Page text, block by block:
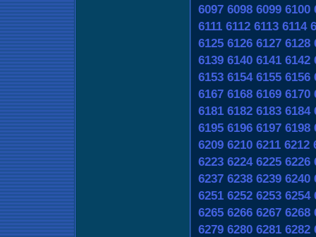
6097 6098 6099 6100
6111 6112 6113 6114
6125 6126 6127 6128
6139 6140 6141 6142
6153 6154 6155 6156
6167 6168 6169 6170
6181 6182 6183 6184
6195 6196 6197 6198
6209 6210 6211 6212
6223 6224 6225 6226
6237 6238 6239 6240
6251 6252 6253 6254
6265 6266 6267 6268
6279 6280 6281 6282